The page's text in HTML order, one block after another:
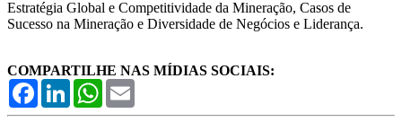
Estratégia Global e Competitividade da Mineração, Casos de
Sucesso na Mineração e Diversidade de Negócios e Liderança.
COMPARTILHE NAS MÍDIAS SOCIAIS:
FacebookLinkedInWhatsApp